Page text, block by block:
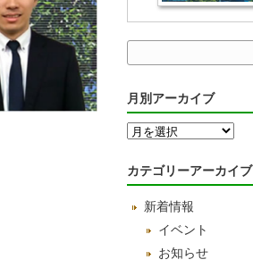
月別アーカイブ
月
ー
イ
カテゴリーアーカイブ
新着情報
イベント
お知らせ